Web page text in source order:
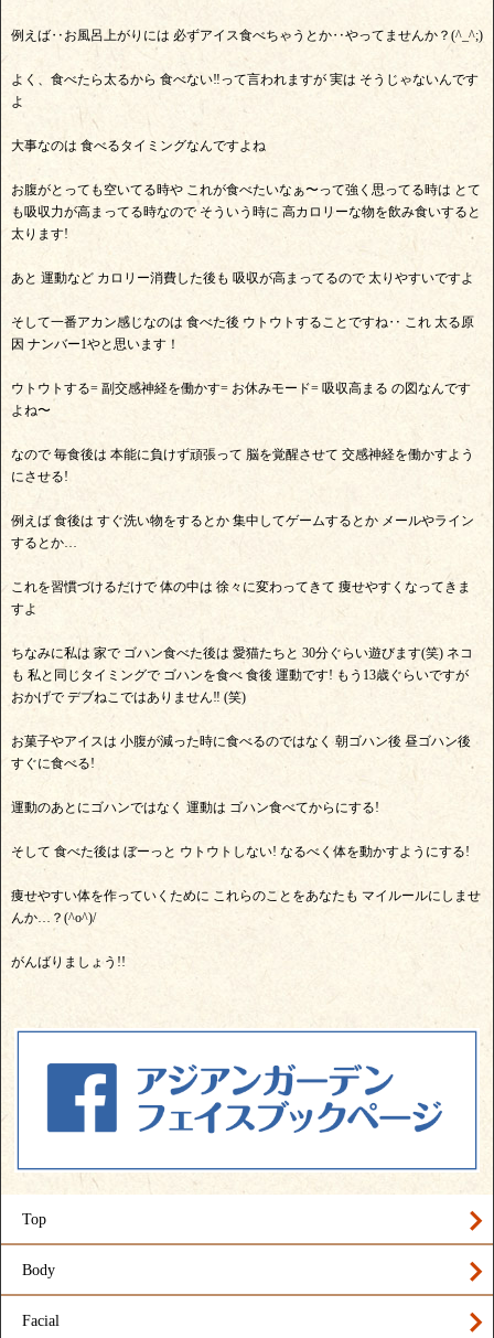
例えば‥お風呂上がりには 必ずアイス食べちゃうとか‥やってませんか？(^_^;)
よく、食べたら太るから 食べない‼って言われますが 実は そうじゃないんです
よ
大事なのは 食べるタイミングなんですよね
お腹がとっても空いてる時や これが食べたいなぁ〜って強く思ってる時は とて
も吸収力が高まってる時なので そういう時に 高カロリーな物を飲み食いすると
太ります!
あと 運動など カロリー消費した後も 吸収が高まってるので 太りやすいですよ
そして一番アカン感じなのは 食べた後 ウトウトすることですね‥ これ 太る原
因 ナンバー1やと思います！
ウトウトする= 副交感神経を働かす= お休みモード= 吸収高まる の図なんです
よね〜
なので 毎食後は 本能に負けず頑張って 脳を覚醒させて 交感神経を働かすよう
にさせる!
例えば 食後は すぐ洗い物をするとか 集中してゲームするとか メールやライン
するとか…
これを習慣づけるだけで 体の中は 徐々に変わってきて 痩せやすくなってきま
すよ
ちなみに私は 家で ゴハン食べた後は 愛猫たちと 30分ぐらい遊びます(笑) ネコ
も 私と同じタイミングで ゴハンを食べ 食後 運動です! もう13歳ぐらいですが
おかげで デブねこではありません‼ (笑)
お菓子やアイスは 小腹が減った時に食べるのではなく 朝ゴハン後 昼ゴハン後
すぐに食べる!
運動のあとにゴハンではなく 運動は ゴハン食べてからにする!
そして 食べた後は ぼーっと ウトウトしない! なるべく体を動かすようにする!
痩せやすい体を作っていくために これらのことをあなたも マイルールにしませ
んか…？(^o^)/
がんばりましょう!!
Top
Body
Facial